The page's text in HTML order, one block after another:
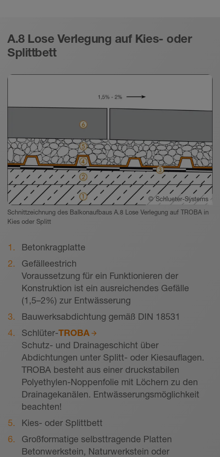
A.8 Lose Verlegung auf Kies- oder
Splittbett
© Schlueter-Systems
Schnittzeichnung des Balkonaufbaus A.8 Lose Verlegung auf TROBA in
Kies oder Splitt
Betonkragplatte
Gefälleestrich
Voraussetzung für ein Funktionieren der
Konstruktion ist ein ausreichendes Gefälle
(1,5–2%) zur Entwässerung
Bauwerksabdichtung gemäß DIN 18531
Schlüter-TROBA
Schutz- und Drainageschicht über
Abdichtungen unter Splitt- oder Kiesauflagen.
TROBA besteht aus einer druckstabilen
Polyethylen-Noppenfolie mit Löchern zu den
Drainagekanälen. Entwässerungsmöglichkeit
beachten!
Kies- oder Splittbett
Großformatige selbsttragende Platten
Betonwerkstein, Naturwerkstein oder